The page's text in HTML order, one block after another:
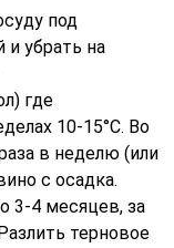
под
и убрать на
где
10-15°С. Во
в неделю (или
с осадка.
3-4 месяцев, за
терновое